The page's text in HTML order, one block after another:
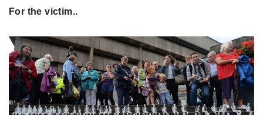
For the victim..